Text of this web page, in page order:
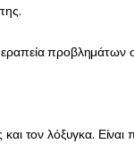
προβλημάτων
και τον λόξυγκα.